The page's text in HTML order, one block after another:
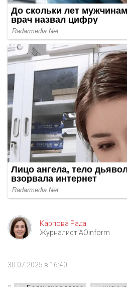
Карпова Рада
Журналист AOinform
30.07.2025 в 16:40